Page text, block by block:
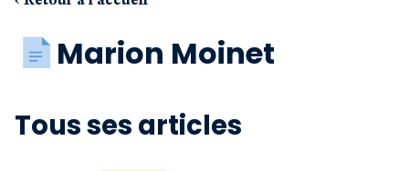
Notre revue
Marion Moinet
Tous ses articles